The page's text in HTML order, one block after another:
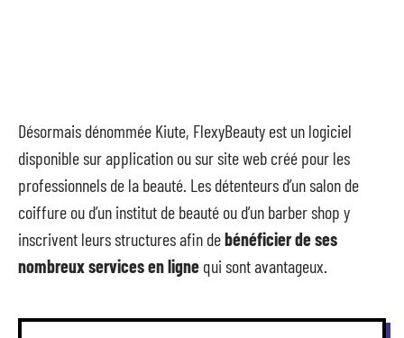
Désormais dénommée Kiute, FlexyBeauty est un logiciel
disponible sur application ou sur site web créé pour les
professionnels de la beauté. Les détenteurs d’un salon de
coiffure ou d’un institut de beauté ou d’un barber shop y
inscrivent leurs structures afin debénéficier de ses
nombreux services en ligne qui sont avantageux.